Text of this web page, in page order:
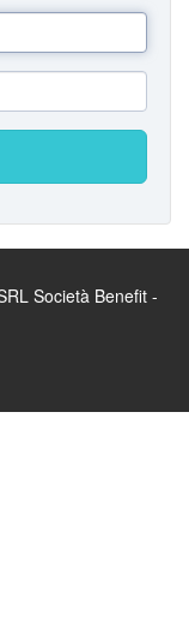
Società Benefit -